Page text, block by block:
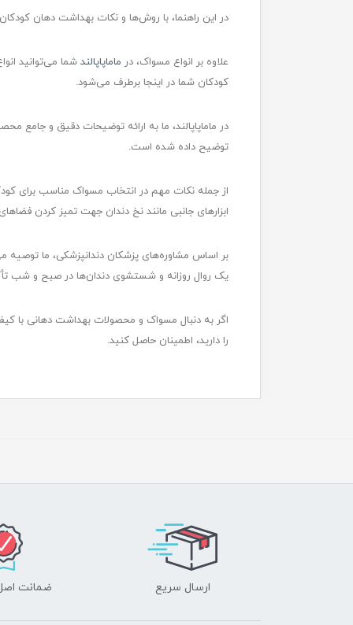
در این راهنما، با روش‌ها و نکات بهداشت دهان
علاوه بر انواع مسواک، در ماماپاپالند شما می‌توانید
کودکان شما در اینجا برطرف می‌شود.
در ماماپاپالند، ما به ارائه توضیحات دقیق و جامع
توضیح داده شده است.
از جمله نکات مهم در انتخاب مسواک مناسب برای
ابزارهای جانبی مانند نخ دندان جهت تمیز کردن
یک روال روزانه و شستشوی دندان‌ها در صبح و شب
اگر به دنبال مسواک و محصولات بهداشت دهانی با
را دارید، اطمینان حاصل کنید.
ارسال سریع ضمانت